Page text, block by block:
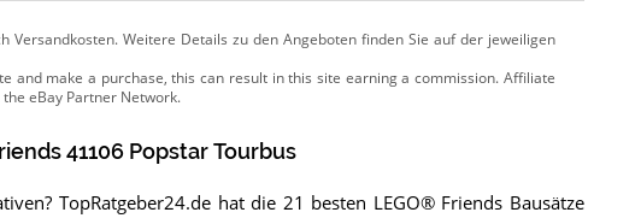
Versandkosten. Weitere Details zu den Angebotenfinden Sie auf der jeweiligen
41106 Popstar Tourbus
TopRatgeber24.de hat die 21 besten LEGO® Friends Bausätze